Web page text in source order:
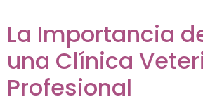
La Importancia
una Clínica
Profesional